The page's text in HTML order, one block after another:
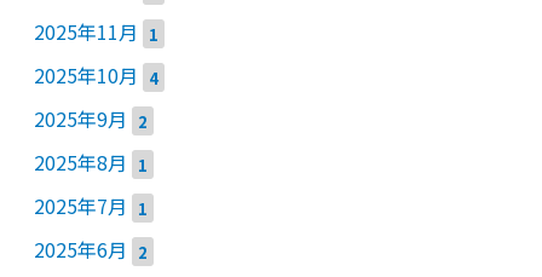
2025年11月 1
2025年10月 4
2025年9月 2
2025年8月 1
2025年7月 1
2025年6月 2